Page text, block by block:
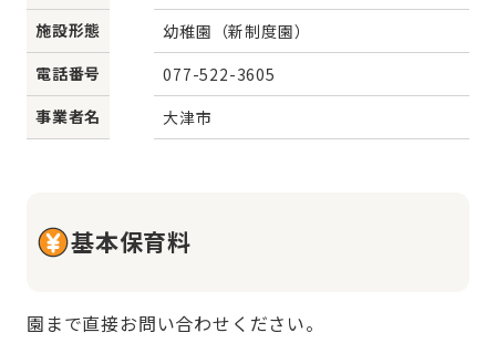
施設形態
幼稚園（新制度園）
電話番号
077-522-3605
事業者名
大津市
基本保育料
園まで直接お問い合わせください。